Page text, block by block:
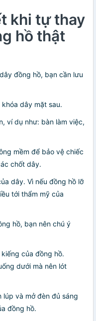
khi tự thay
hồ thật
đồng hồ, bạn cần lưu
dây mặt sau.
ví dụ như: bàn làm việc,
mềm để bảo vệ chiếc
chốt dây.
dây. Vì nếu đồng hồ lỡ
tới thẩm mỹ của
hồ, bạn nên chú ý
của đồng hồ.
dưới mà nên lót
lúp và mở đèn đủ sáng
đồng hồ.